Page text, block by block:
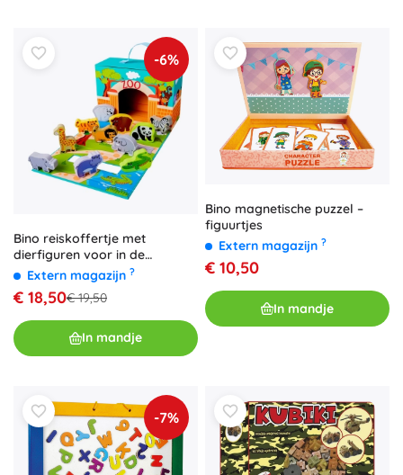
-6%
Bino reiskoffertje met
dierfiguren voor in de
dierentuin
Extern magazijn ?
€ 18,50€ 19,50
In mandje
Bino magnetische puzzel –
figuurtjes
Extern magazijn ?
€ 10,50
In mandje
-7%